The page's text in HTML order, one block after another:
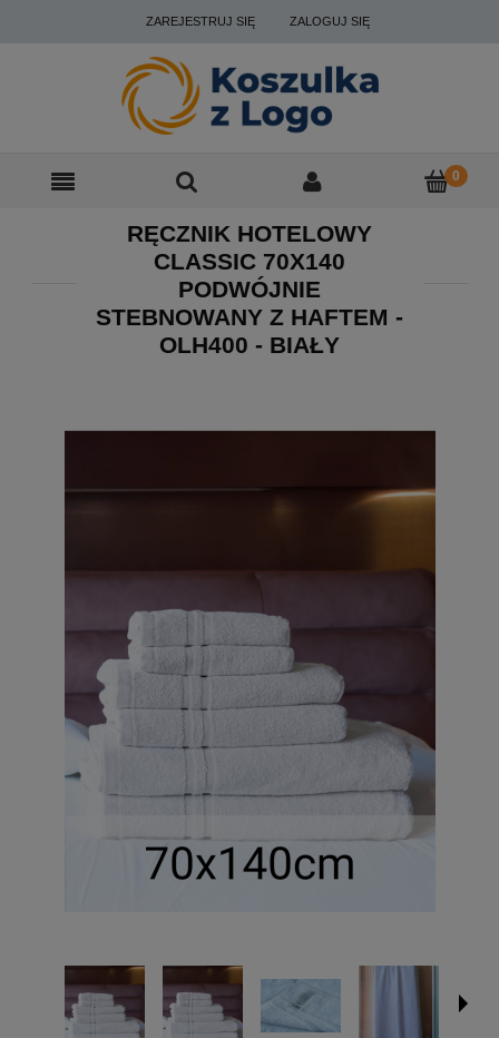
ZAREJESTRUJ SIĘ ZALOGUJ SIĘ
RĘCZNIK HOTELOWY
CLASSIC 70X140
PODWÓJNIE
STEBNOWANY Z HAFTEM -
OLH400 - BIAŁY